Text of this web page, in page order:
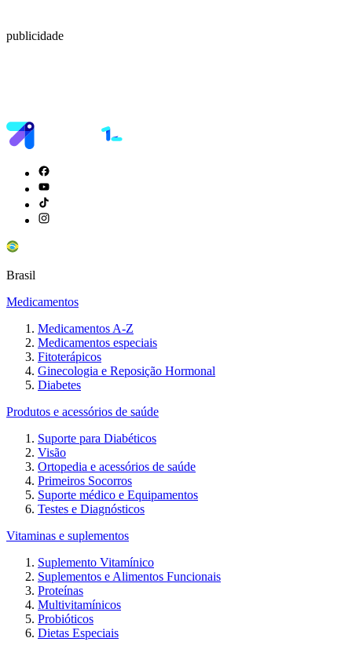
publicidade
Brasil
Medicamentos
Medicamentos A-Z
Medicamentos especiais
Fitoterápicos
Ginecologia e Reposição Hormonal
Diabetes
Produtos e acessórios de saúde
Suporte para Diabéticos
Visão
Ortopedia e acessórios de saúde
Primeiros Socorros
Suporte médico e Equipamentos
Testes e Diagnósticos
Vitaminas e suplementos
Suplemento Vitamínico
Suplementos e Alimentos Funcionais
Proteínas
Multivitamínicos
Probióticos
Dietas Especiais